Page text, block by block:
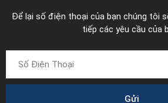
Để lại số điện thoại của bạn chúng tôi
tiếp các yêu cầu của
Gửi